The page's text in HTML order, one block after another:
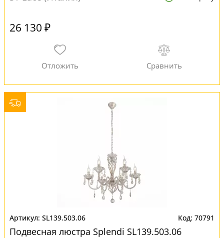
26 130 ₽
SL139.503.06 70791
Подвесная люстра Splendi SL139.503.06